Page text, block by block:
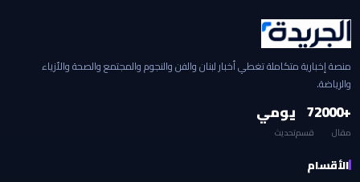
منصة إخبارية متكاملة تغطي أخبار لبنان والفن والنجوم والمجتمع والصحة والأزياء
والرياضة.
+2000
مقال
7
قسم
يومي
تحديث
الأقسام